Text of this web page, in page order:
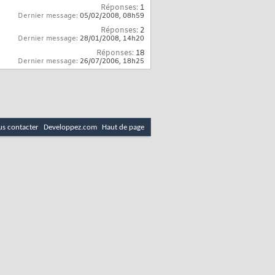
Réponses: 1
Dernier message: 05/02/2008, 08h59
Réponses: 2
Dernier message: 28/01/2008, 14h20
Réponses: 18
Dernier message: 26/07/2006, 18h25
contacter Developpez.com Haut de page